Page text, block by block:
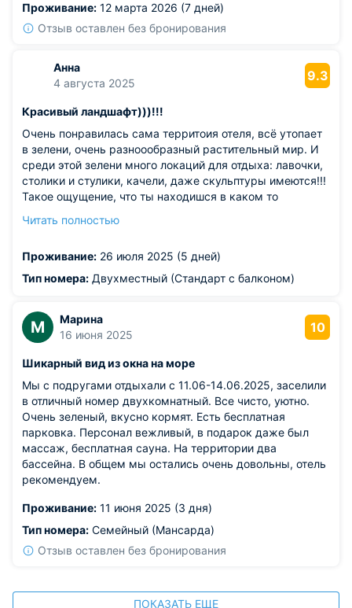
посильнее, то мешает уснуть.
Проживание: 12 марта 2026 (7 дней)
Отзыв оставлен без бронирования
Анна
4 августа 2025
9.3
Красивый ландшафт)))!!!
Очень понравилась сама территоия отеля, всё утопает
в зелени, очень разноообразный растительный мир. И
среди этой зелени много локаций для отдыха: лавочки,
столики и стулики, качели, даже скульптуры имеются!!!
Такое ощущение, что ты находишся в каком то
Питание хорошее, шведский стол - есть из чего
Отель удален от моря и центра, что имеет свои плюсы -
тишина и умиротворение....
вполне приемлемое расстояние. По пути много
магазинов и прочего всего необходимого.
Читать полностью
Проживание: 26 июля 2025 (5 дней)
Тип номера: Двухместный (Стандарт с балконом)
М
Марина
16 июня 2025
10
Шикарный вид из окна на море
Мы с подругами отдыхали с 11.06-14.06.2025, заселили
в отличный номер двухкомнатный. Все чисто, уютно.
Очень зеленый, вкусно кормят. Есть бесплатная
парковка. Персонал вежливый, в подарок даже был
массаж, бесплатная сауна. На территории два
бассейна. В общем мы остались очень довольны, отель
рекомендуем.
Проживание: 11 июня 2025 (3 дня)
Тип номера: Семейный (Мансарда)
Отзыв оставлен без бронирования
ПОКАЗАТЬ ЕЩЕ